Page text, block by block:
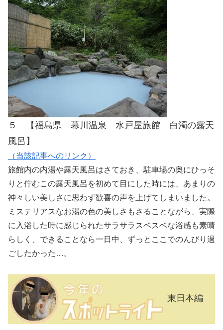
５ 【福島県 幕川温泉 水戸屋旅館 白濁の露天
風呂】
（当該記事へのリンク）
旅館内の内湯や露天風呂はさておき、駐車場の奥にひっそ
りと佇むこの露天風呂を初めて目にした時には、あまりの
神々しい美しさに思わず歓喜の声を上げてしまいました。
ミステリアスなお湯の色の美しさもさることながら、実際
に入浴した時に感じられたサラサラスベスベな浴感も素晴
らしく、できることなら一日中、ずっとここでのんびり過
ごしたかった…。
東日本編